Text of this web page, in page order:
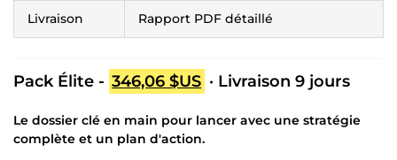
Livraison Rapport PDF détaillé
Pack Élite - 346,06 $US · Livraison 9 jours
Le dossier clé en main pour lancer avec une stratégie
complète et un plan d'action.